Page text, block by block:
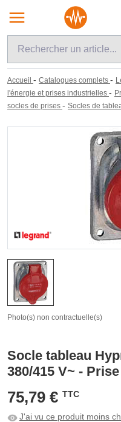
Accueil - Catalogues complets -
l'énergie et prises industrielles -
socles de prises - Socles de
Photo(s) non contractuelle(s)
Socle tableau
380/415 V~ -
75,79 € TTC
J'ai vu ce produit moins